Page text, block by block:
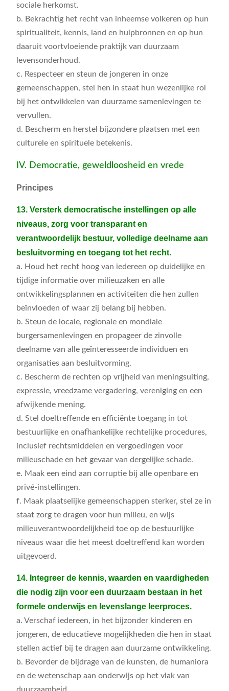
sociale herkomst.
b. Bekrachtig het recht van inheemse volkeren op hun
spiritualiteit, kennis, land en hulpbronnen en op hun
daaruit voortvloeiende praktijk van duurzaam
levensonderhoud.
c. Respecteer en steun de jongeren in onze
gemeenschappen, stel hen in staat hun wezenlijke rol
bij het ontwikkelen van duurzame samenlevingen te
vervullen.
d. Bescherm en herstel bijzondere plaatsen met een
culturele en spirituele betekenis.
IV. Democratie, geweldloosheid en vrede
Principes
13. Versterk democratische instellingen op alle
niveaus, zorg voor transparant en
verantwoordelijk bestuur, volledige deelname aan
besluitvorming en toegang tot het recht.
a. Houd het recht hoog van iedereen op duidelijke en
tijdige informatie over milieuzaken en alle
ontwikkelingsplannen en activiteiten die hen zullen
beïnvloeden of waar zij belang bij hebben.
b. Steun de locale, regionale en mondiale
burgersamenlevingen en propageer de zinvolle
deelname van alle geïnteresseerde individuen en
organisaties aan besluitvorming.
c. Bescherm de rechten op vrijheid van meningsuiting,
expressie, vreedzame vergadering, vereniging en een
afwijkende mening.
d. Stel doeltreffende en efficiënte toegang in tot
bestuurlijke en onafhankelijke rechtelijke procedures,
inclusief rechtsmiddelen en vergoedingen voor
milieuschade en het gevaar van dergelijke schade.
e. Maak een eind aan corruptie bij alle openbare en
privé-instellingen.
f. Maak plaatselijke gemeenschappen sterker, stel ze in
staat zorg te dragen voor hun milieu, en wijs
milieuverantwoordelijkheid toe op de bestuurlijke
niveaus waar die het meest doeltreffend kan worden
uitgevoerd.
14. Integreer de kennis, waarden en vaardigheden
die nodig zijn voor een duurzaam bestaan in het
formele onderwijs en levenslange leerproces.
a. Verschaf iedereen, in het bijzonder kinderen en
jongeren, de educatieve mogelijkheden die hen in staat
stellen actief bij te dragen aan duurzame ontwikkeling.
b. Bevorder de bijdrage van de kunsten, de humaniora
en de wetenschap aan onderwijs op het vlak van